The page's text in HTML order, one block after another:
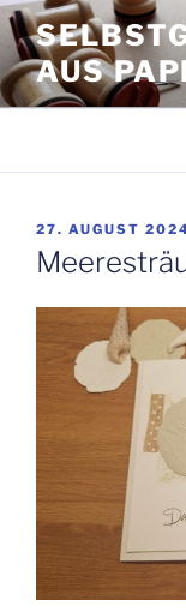
Zum
Inhalt
springen
AUS
AM
27. AUGUST